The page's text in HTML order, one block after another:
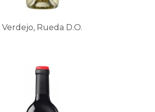
Verdejo, Rueda D.O.